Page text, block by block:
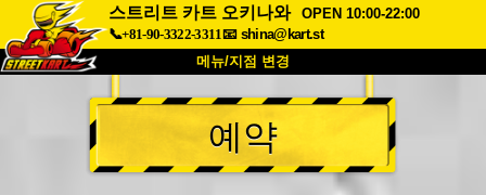
스트리트 카트 오키나와
OPEN 10:00-22:00
📞+81-90-3322-3311📧 shina@kart.st
메뉴/지점 변경
최상단
소개 사양 가격
예약